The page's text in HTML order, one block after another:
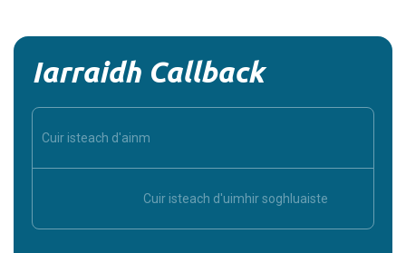
Iarraidh Callback